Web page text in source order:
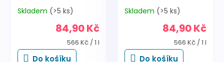
Skladem (>5 ks)
84,90 Kč
Měrná
cena:
566 Kč / 1 l
Do košíku
Skladem (>5 ks)
84,90 Kč
Měrná
cena:
566 Kč / 1 l
Do košíku